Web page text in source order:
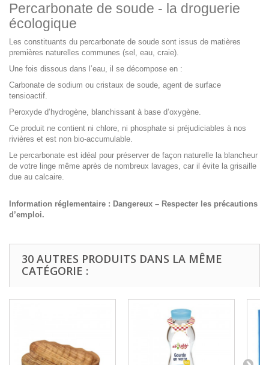
Percarbonate de soude - la droguerie
écologique
Les constituants du percarbonate de soude sont issus de matières
premières naturelles communes (sel, eau, craie).
Une fois dissous dans l’eau, il se décompose en :
Carbonate de sodium ou cristaux de soude, agent de surface
tensioactif.
Peroxyde d’hydrogène, blanchissant à base d’oxygène.
Ce produit ne contient ni chlore, ni phosphate si préjudiciables à nos
rivières et est non bio-accumulable.
Le percarbonate est idéal pour préserver de façon naturelle la blancheur
de votre linge même après de nombreux lavages, car il évite la grisaille
due au calcaire.
Information réglementaire : Dangereux – Respecter les précautions
d’emploi.
30 AUTRES PRODUITS DANS LA MÊME
CATÉGORIE :